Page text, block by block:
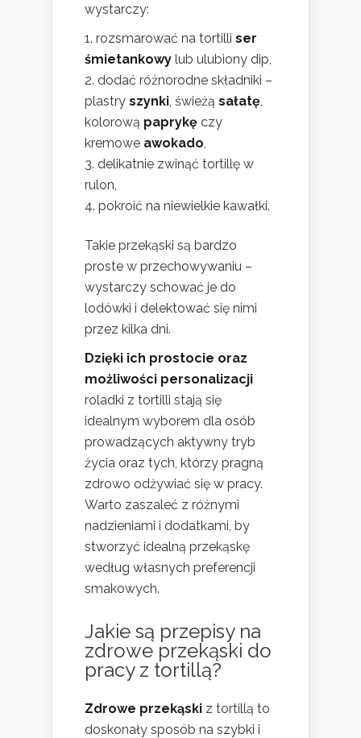
wystarczy:
rozsmarować na tortilli ser
śmietankowy lub ulubiony dip,
dodać różnorodne składniki –
plastry szynki, świeżą sałatę,
kolorową paprykę czy
kremowe awokado,
delikatnie zwinąć tortillę w
rulon,
pokroić na niewielkie kawałki.
Takie przekąski są bardzo
proste w przechowywaniu –
wystarczy schować je do
lodówki i delektować się nimi
przez kilka dni.
Dzięki ich prostocie oraz
możliwości personalizacji
roladki z tortilli stają się
idealnym wyborem dla osób
prowadzących aktywny tryb
życia oraz tych, którzy pragną
zdrowo odżywiać się w pracy.
Warto zaszaleć z różnymi
nadzieniami i dodatkami, by
stworzyć idealną przekąskę
według własnych preferencji
smakowych.
Jakie są przepisy na
zdrowe przekąski do
pracy z tortillą?
Zdrowe przekąski z tortillą to
doskonały sposób na szybki i